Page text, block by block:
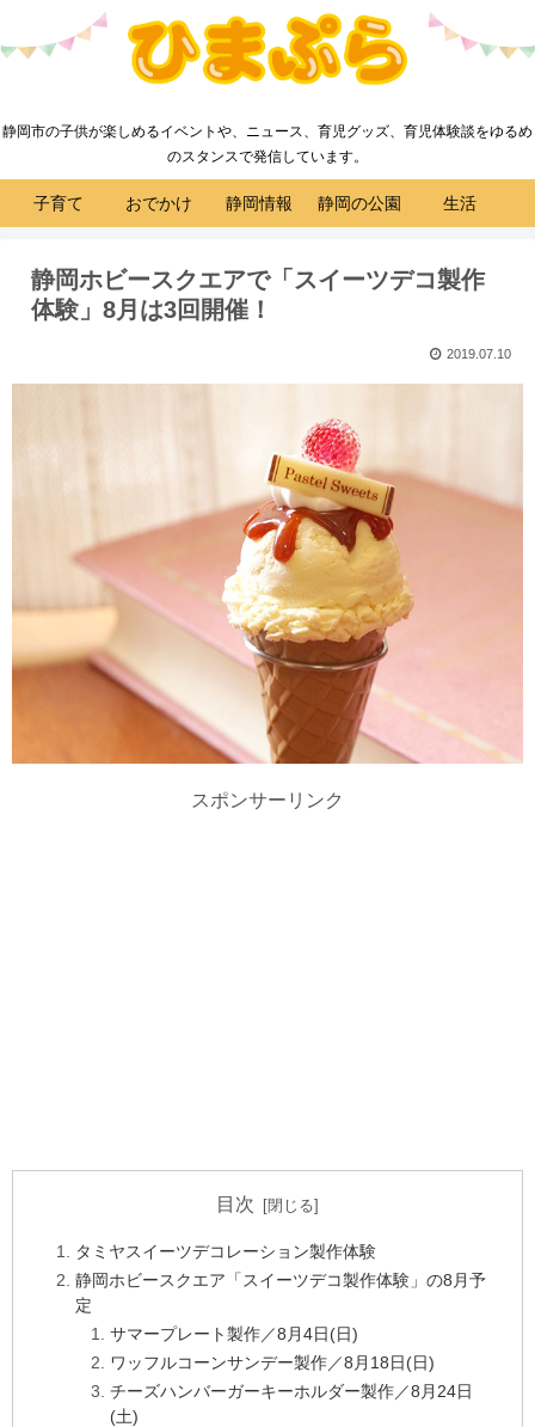
静岡市の子供が楽しめるイベントや、ニュース、育児グッズ、育児体験談をゆるめ
のスタンスで発信しています。
子育て おでかけ 静岡情報 静岡の公園 生活
静岡ホビースクエアで「スイーツデコ製作
体験」8月は3回開催！
2019.07.10
スポンサーリンク
目次
タミヤスイーツデコレーション製作体験
静岡ホビースクエア「スイーツデコ製作体験」の8月予
定
サマープレート製作／8月4日(日)
ワッフルコーンサンデー製作／8月18日(日)
チーズハンバーガーキーホルダー製作／8月24日
(土)